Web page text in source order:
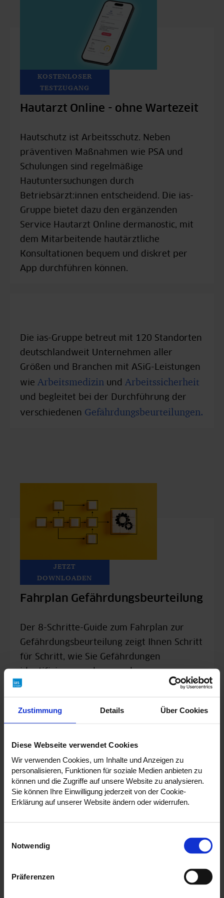
Zustimmung Details Über Cookies
Diese Webseite verwendet Cookies
Wir verwenden Cookies, um Inhalte und Anzeigen zu
personalisieren, Funktionen für soziale Medien anbieten zu
können und die Zugriffe auf unsere Website zu analysieren.
Sie können Ihre Einwilligung jederzeit von der Cookie-
Erklärung auf unserer Website ändern oder widerrufen.
Notwendig
Präferenzen
KOSTENLOSER
TESTZUGANG
Hautarzt Online - ohne Wartezeit
Hautschutz ist Arbeitsschutz. Neben
präventiven Maßnahmen wie PSA und
Schulungen sind regelmäßige
Hautuntersuchungen durch
Betriebsärzt:innen entscheidend. Die ias-
Gruppe bietet dazu den ergänzenden
Service Hautarzt Online dermanostic, mit
dem Mitarbeitende hautärztliche
Konsultationen bequem und diskret per
App durchführen können.
Die ias-Gruppe betreut mit 120 Standorten
deutschlandweit Unternehmen aller
Größen und Branchen mit ASiG-Leistungen
wie Arbeitsmedizin und Arbeitssicherheit
und begleitet bei der Durchführung der
verschiedenen Gefährdungsbeurteilungen.
JETZT
DOWNLOADEN
Fahrplan Gefährdungsbeurteilung
Der 8-Schritte-Guide zum Fahrplan zur
Gefährdungsbeurteilung zeigt Ihnen Schritt
für Schritt, wie Sie Gefährdungen
identifizieren und passende
Schutzmaßnahmen ableiten. Lernen Sie die
Anforderungen für eine effektive